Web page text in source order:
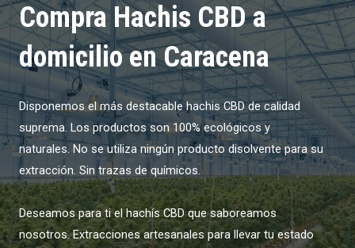
Compra Hachis CBD a
domicilio en Caracena
Disponemos el más destacable hachis CBD de calidad
suprema. Los productos son 100% ecológicos y
naturales. No se utiliza ningún producto disolvente para su
extracción. Sin trazas de químicos.
Deseamos para ti el hachís CBD que saboreamos
nosotros. Extracciones artesanales para llevar tu estado